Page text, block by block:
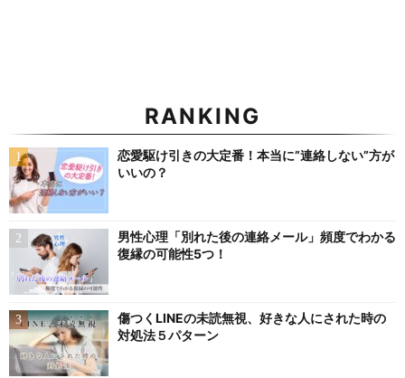
RANKING
恋愛駆け引きの大定番！本当に”連絡しない”方が
いいの？
男性心理「別れた後の連絡メール」頻度でわかる
復縁の可能性5つ！
傷つくLINEの未読無視、好きな人にされた時の
対処法５パターン